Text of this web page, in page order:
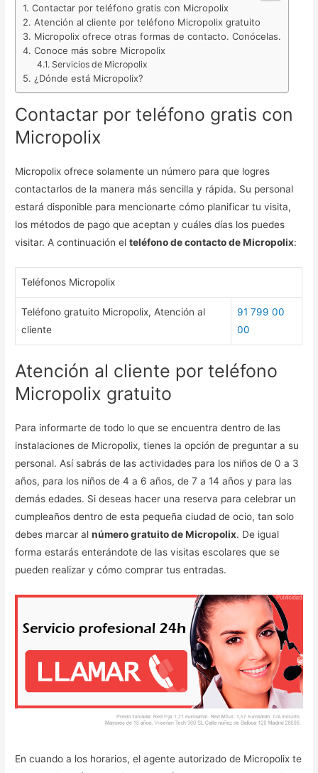
Contactar por teléfono gratis con Micropolix
Atención al cliente por teléfono Micropolix gratuito
Micropolix ofrece otras formas de contacto. Conócelas.
Conoce más sobre Micropolix
Servicios de Micropolix
¿Dónde está Micropolix?
Contactar por teléfono gratis con
Micropolix
Micropolix ofrece solamente un número para que logres
contactarlos de la manera más sencilla y rápida. Su personal
estará disponible para mencionarte cómo planificar tu visita,
los métodos de pago que aceptan y cuáles días los puedes
visitar. A continuación elteléfono de contacto de Micropolix:
Teléfonos Micropolix
Teléfono gratuito Micropolix, Atención al
cliente
91 799 00
00
Atención al cliente por teléfono
Micropolix gratuito
Para informarte de todo lo que se encuentra dentro de las
instalaciones de Micropolix, tienes la opción de preguntar a su
personal. Así sabrás de las actividades para los niños de 0 a 3
años, para los niños de 4 a 6 años, de 7 a 14 años y para las
demás edades. Si deseas hacer una reserva para celebrar un
cumpleaños dentro de esta pequeña ciudad de ocio, tan solo
debes marcar alnúmero gratuito de Micropolix. De igual
forma estarás enterándote de las visitas escolares que se
pueden realizar y cómo comprar tus entradas.
En cuando a los horarios, el agente autorizado de Micropolix te